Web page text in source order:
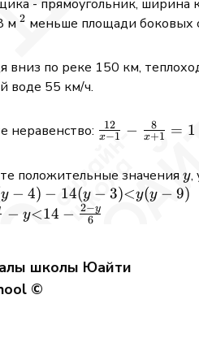
- прямоугольник, ширина
м ^{2}
2 меньше площади боковых
вниз по реке 150 км,
воде 55 км/ч.
неравенство: \frac{12}
{x+1}=1
x−1
12 − x+1
8 = 1
положительные значенияy
y,
y}{3}-y
14-
y − 4) − 14(y − 3)<y(y − 9)
− y<14 − 6
2−y
школы Юайти
©